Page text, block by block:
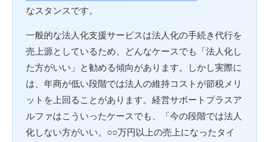
なスタンスです。
一般的な法人化支援サービスは法人化の手続き代行を
売上源としているため、どんなケースでも「法人化し
た方がいい」と勧める傾向があります。しかし実際に
は、年商が低い段階では法人の維持コストが節税メリ
ットを上回ることがあります。経営サポートプラスア
ルファはこういったケースでも、「今の段階では法人
化しない方がいい。○○万円以上の売上になったタイ